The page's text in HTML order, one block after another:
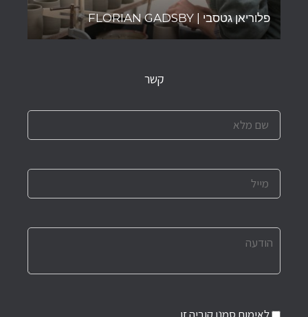
פלוריאן גטסבי | FLORIAN GADSBY
קשר
לאימות סמנו קוביה זו